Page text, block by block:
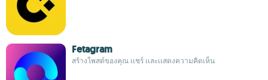
Fetagram
สร้างโพสต์ของคุณ เเชร์ เเละเเสดงความคิดเห็น